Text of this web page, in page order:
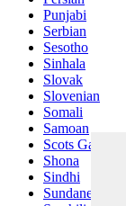
Punjabi
Serbian
Sesotho
Sinhala
Slovak
Slovenian
Somali
Samoan
Scots Gaelic
Shona
Sindhi
Sundanese